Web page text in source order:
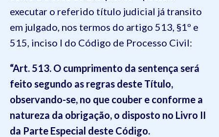
executar o referido título judicial já transito
em julgado, nos termos do artigo 513, §1º e
515, inciso I do Código de Processo Civil:
“Art. 513. O cumprimento da sentença será
feito segundo as regras deste Título,
observando-se, no que couber e conforme a
natureza da obrigação, o disposto no Livro II
da Parte Especial deste Código.